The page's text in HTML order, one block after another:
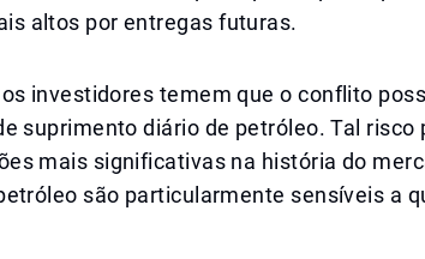
altos por entregas futuras.
investidores temem que o conflito
suprimento diário de petróleo. Tal risco
mais significativas na história do
são particularmente sensíveis a